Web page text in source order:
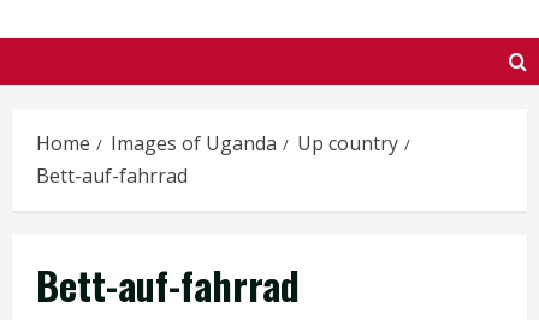
Home Images of Uganda
Up country
Bett-auf-fahrrad
Bett-auf-fahrrad